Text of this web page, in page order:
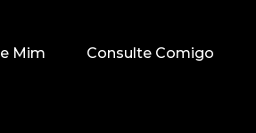
Mim Consulte Comigo